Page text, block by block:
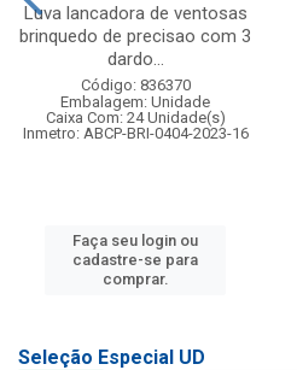
Luva lancadora de ventosas
brinquedo de precisao com 3
dardo...
Código: 836370
Embalagem: Unidade
Caixa Com: 24 Unidade(s)
Inmetro: ABCP-BRI-0404-2023-16
Faça seu login ou
cadastre-se para
comprar.
Seleção Especial UD